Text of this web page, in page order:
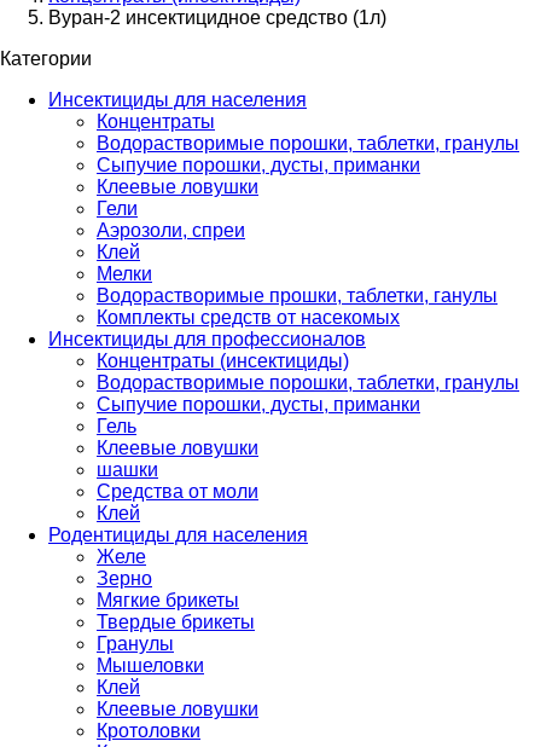
Вуран-2 инсектицидное средство (1л)
Категории
Инсектициды для населения
Концентраты
Водорастворимые порошки, таблетки, гранулы
Сыпучие порошки, дусты, приманки
Клеевые ловушки
Гели
Аэрозоли, спреи
Клей
Мелки
Водорастворимые прошки, таблетки, ганулы
Комплекты средств от насекомых
Инсектициды для профессионалов
Концентраты (инсектициды)
Водорастворимые порошки, таблетки, гранулы
Сыпучие порошки, дусты, приманки
Гель
Клеевые ловушки
шашки
Средства от моли
Клей
Родентициды для населения
Желе
Зерно
Мягкие брикеты
Твердые брикеты
Гранулы
Мышеловки
Клей
Клеевые ловушки
Кротоловки